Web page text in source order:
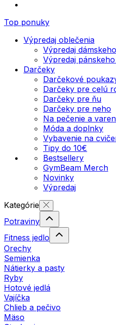
Top ponuky
Výpredaj oblečenia
Výpredaj
Výpredaj
Darčeky
Darčekové
Darčeky pre celú
Darčeky pre ňu
Darčeky pre neho
Na pečenie a
Móda a doplnky
Vybavenie na
Tipy do 10€
Bestsellery
GymBeam Merch
Novinky
Výpredaj
Kategórie
Potraviny
Fitness jedlo
Orechy
Semienka
Nátierky a pasty
Ryby
Hotové jedlá
Vajíčka
Chlieb a pečivo
Mäso